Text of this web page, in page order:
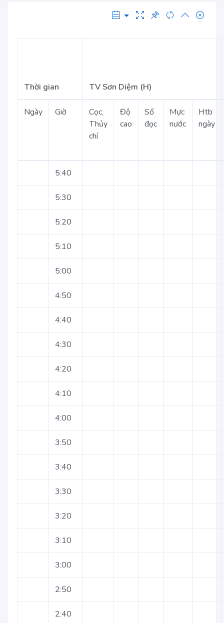
Thời gian TV Sơn Diệm (H)
Ngày Giờ
Cọc,
Thủy
chí
Độ
cao
Số
đọc
Mực
nước
Htb
ngày
5:40
5:30
5:20
5:10
5:00
4:50
4:40
4:30
4:20
4:10
4:00
3:50
3:40
3:30
3:20
3:10
3:00
2:50
2:40